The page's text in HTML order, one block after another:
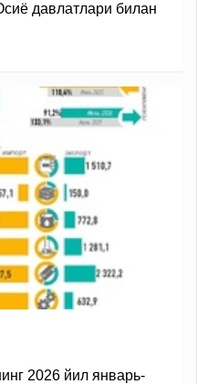
давлатлари билан
2026 йил январь-